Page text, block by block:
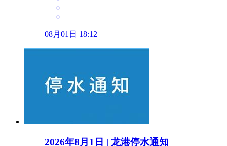
08月01日 18:12
2026年8月1日 | 龙港停水通知